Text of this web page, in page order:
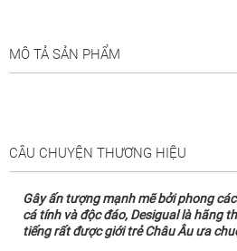
MÔ TẢ SẢN PHẨM
CÂU CHUYỆN THƯƠNG HIỆU
Gây ấn tượng mạnh mẽ bởi phong
cá tính và độc đáo, Desigual là hãng
tiếng rất được giới trẻ Châu Âu ưa